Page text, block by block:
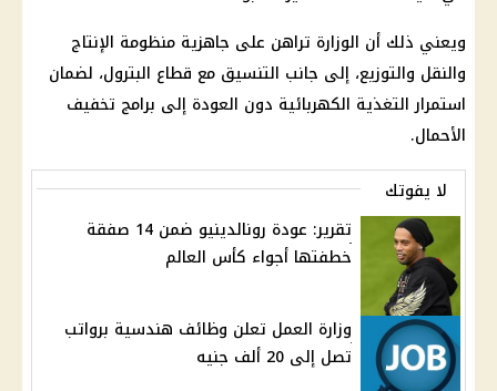
ويعني ذلك أن الوزارة تراهن على جاهزية منظومة الإنتاج
والنقل والتوزيع، إلى جانب التنسيق مع قطاع البترول، لضمان
استمرار التغذية الكهربائية دون العودة إلى برامج تخفيف
الأحمال.
لا يفوتك
تقرير: عودة رونالدينيو ضمن 14 صفقة
خطفتها أجواء كأس العالم
وزارة العمل تعلن وظائف هندسية برواتب
تصل إلى 20 ألف جنيه